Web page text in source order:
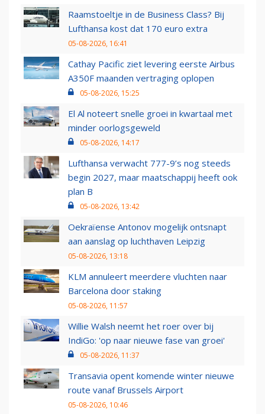
Raamstoeltje in de Business Class? Bij
Lufthansa kost dat 170 euro extra
05-08-2026, 16:41
Cathay Pacific ziet levering eerste Airbus
A350F maanden vertraging oplopen
05-08-2026, 15:25
El Al noteert snelle groei in kwartaal met
minder oorlogsgeweld
05-08-2026, 14:17
Lufthansa verwacht 777-9’s nog steeds
begin 2027, maar maatschappij heeft ook
plan B
05-08-2026, 13:42
Oekraïense Antonov mogelijk ontsnapt
aan aanslag op luchthaven Leipzig
05-08-2026, 13:18
KLM annuleert meerdere vluchten naar
Barcelona door staking
05-08-2026, 11:57
Willie Walsh neemt het roer over bij
IndiGo: 'op naar nieuwe fase van groei'
05-08-2026, 11:37
Transavia opent komende winter nieuwe
route vanaf Brussels Airport
05-08-2026, 10:46